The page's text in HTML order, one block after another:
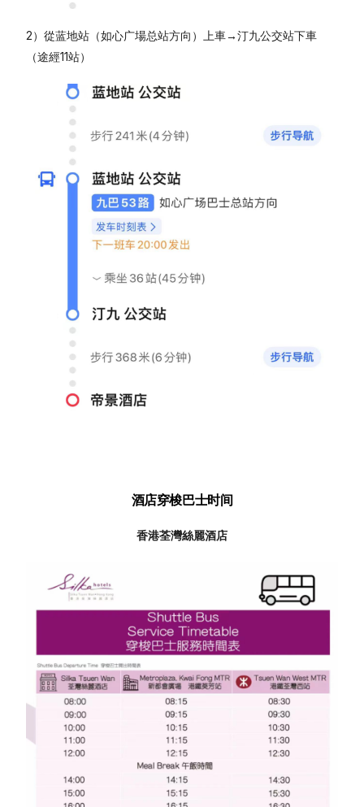
2）從蓝地站（如心广場总站方向）上車→汀九公交站下車
（途經11站）
酒店穿梭巴士时间
香港荃灣絲麗酒店